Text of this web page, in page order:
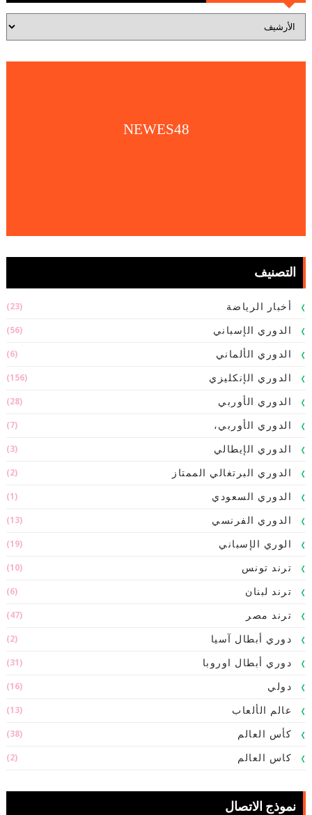
NEWES48
التصنيف
أخبار الرياضة (23)
الدوري الإسباني (56)
الدوري الألماني (6)
الدوري الإنكليزي (156)
الدوري الأوربي (28)
الدوري الأوربي، (7)
الدوري الإيطالي (3)
الدوري البرتغالي الممتاز (2)
الدوري السعودي (1)
الدوري الفرنسي (13)
الوري الإسباني (19)
ترند تونس (10)
ترند لبنان (6)
ترند مصر (47)
دوري أبطال آسيا (2)
دوري أبطال اوروبا (31)
دولي (16)
عالم الألعاب (13)
كأس العالم (38)
كاس العالم (2)
نموذج الاتصال